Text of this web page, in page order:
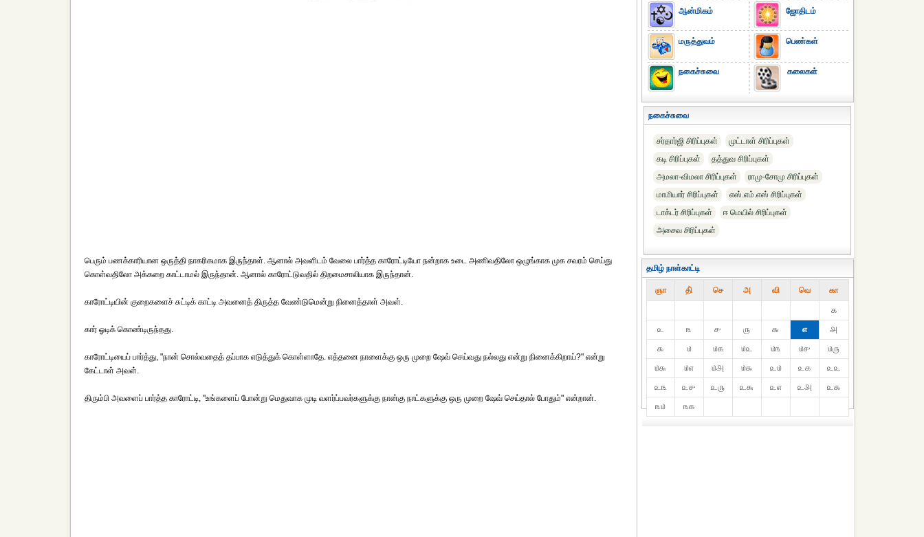
பெரும் பணக்காரியான ஒருத்தி நாகரிகமாக இருந்தாள். ஆனால் அவளிடம் வேலை பார்த்த காரோட்டியோ நன்றாக உடை அணிவதிலோ ஒழுங்காக முக சவரம் செய்து
கொள்வதிலோ அக்கறை காட்டாமல் இருந்தான். ஆனால் காரோட்டுவதில் திறமைசாலியாக இருந்தான்.
காரோட்டியின் குறைகளைச் சுட்டிக் காட்டி அவனைத் திருத்த வேண்டுமென்று நினைத்தாள் அவள்.
கார் ஓடிக் கொண்டிருந்தது.
காரோட்டியைப் பார்த்து, "நான் சொல்வதைத் தப்பாக எடுத்துக் கொள்ளாதே. எத்தனை நாளைக்கு ஒரு முறை ஷேவ் செய்வது நல்லது என்று நினைக்கிறாய்?" என்று
கேட்டாள் அவள்.
திரும்பி அவளைப் பார்த்த காரோட்டி, "உங்களைப் போன்று மெதுவாக முடி வளர்ப்பவர்களுக்கு நான்கு நாட்களுக்கு ஒரு முறை ஷேவ் செய்தால் போதும்" என்றான்.
ஆன்மிகம்
மருத்துவம்
நகைச்சுவை
ஜோதிடம்
பெண்கள்
கலைகள்
நகைச்சுவை
சர்தார்ஜி சிரிப்புகள்
முட்டாள் சிரிப்புகள்
கடி சிரிப்புகள்
தத்துவ சிரிப்புகள்
அமலா-விமலா சிரிப்புகள்
ராமு-சோமு சிரிப்புகள்
மாமியார் சிரிப்புகள்
எஸ்.எம்.எஸ் சிரிப்புகள்
டாக்டர் சிரிப்புகள்
ஈ மெயில் சிரிப்புகள்
அசைவ சிரிப்புகள்
தமிழ் நாள்காட்டி
ஞா தி் செ அ வி வெ கா
௧
௨
௩ ௪ ௫ ௬ ௭
௮
௯
௰ ௰௧ ௰௨ ௰௩ ௰௪
௰௫
௰௬
௰௭ ௰௮ ௰௯ ௨௰ ௨௧
௨௨
௨௩
௨௪ ௨௫ ௨௬ ௨௭ ௨௮
௨௯
௩௰
௩௧